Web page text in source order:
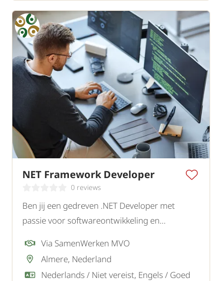
NET Framework Developer
0 reviews
Ben jij een gedreven .NET Developer met
passie voor softwareontwikkeling en
verder.
Via SamenWerken MVO
Almere, Nederland
Nederlands / Niet vereist, Engels / Goed